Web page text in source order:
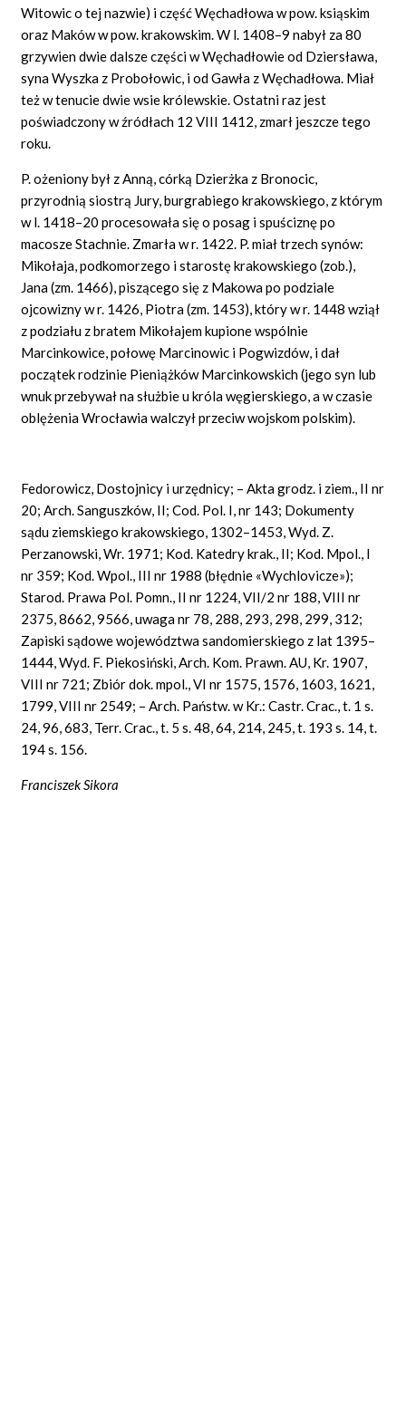
Witowic o tej nazwie) i część Węchadłowa w pow. ksiąskim
oraz Maków w pow. krakowskim. W l. 1408–9 nabył za 80
grzywien dwie dalsze części w Węchadłowie od Dziersława,
syna Wyszka z Probołowic, i od Gawła z Węchadłowa. Miał
też w tenucie dwie wsie królewskie. Ostatni raz jest
poświadczony w źródłach 12 VIII 1412, zmarł jeszcze tego
roku.
P. ożeniony był z Anną, córką Dzierżka z Bronocic,
przyrodnią siostrą Jury, burgrabiego krakowskiego, z którym
w l. 1418–20 procesowała się o posag i spuściznę po
macosze Stachnie. Zmarła w r. 1422. P. miał trzech synów:
Mikołaja, podkomorzego i starostę krakowskiego (zob.),
Jana (zm. 1466), piszącego się z Makowa po podziale
ojcowizny w r. 1426, Piotra (zm. 1453), który w r. 1448 wziął
z podziału z bratem Mikołajem kupione wspólnie
Marcinkowice, połowę Marcinowic i Pogwizdów, i dał
początek rodzinie Pieniążków Marcinkowskich (jego syn lub
wnuk przebywał na służbie u króla węgierskiego, a w czasie
oblężenia Wrocławia walczył przeciw wojskom polskim).
Fedorowicz, Dostojnicy i urzędnicy; – Akta grodz. i ziem., II nr
20; Arch. Sanguszków, II; Cod. Pol. I, nr 143; Dokumenty
sądu ziemskiego krakowskiego, 1302–1453, Wyd. Z.
Perzanowski, Wr. 1971; Kod. Katedry krak., II; Kod. Mpol., I
nr 359; Kod. Wpol., III nr 1988 (błędnie «Wychlovicze»);
Starod. Prawa Pol. Pomn., II nr 1224, VII/2 nr 188, VIII nr
2375, 8662, 9566, uwaga nr 78, 288, 293, 298, 299, 312;
Zapiski sądowe województwa sandomierskiego z lat 1395–
1444, Wyd. F. Piekosiński, Arch. Kom. Prawn. AU, Kr. 1907,
VIII nr 721; Zbiór dok. mpol., VI nr 1575, 1576, 1603, 1621,
1799, VIII nr 2549; – Arch. Państw. w Kr.: Castr. Crac., t. 1 s.
24, 96, 683, Terr. Crac., t. 5 s. 48, 64, 214, 245, t. 193 s. 14, t.
194 s. 156.
Franciszek Sikora